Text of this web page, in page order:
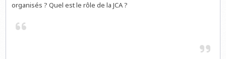
organisés ? Quel est le rôle de la JCA ?